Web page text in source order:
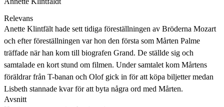
Relevans
Anette Klintfält hade sett tidiga föreställningen av Bröderna Mozart
och efter föreställningen var hon den första som Mårten Palme
träffade när han kom till biografen Grand. De ställde sig och
samtalade en kort stund om filmen. Under samtalet kom Mårtens
föräldrar från T-banan och Olof gick in för att köpa biljetter medan
Lisbeth stannade kvar för att byta några ord med Mårten.
Avsnitt